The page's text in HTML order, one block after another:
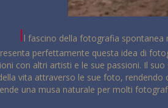
Il fascino della fotografia spontanea
perfettamente questa idea di
con altri artisti e le sue passioni. Il
vita attraverso le sue foto,
una musa naturale per molti